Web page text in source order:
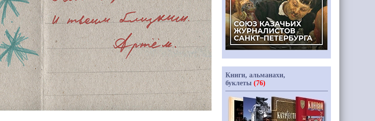
Книги, альманахи,
буклеты (76)